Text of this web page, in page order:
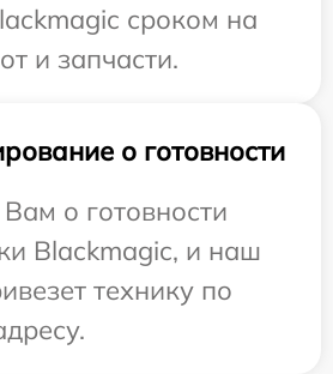
сроком на
и запчасти.
о готовности
о готовности
Blackmagic, и наш
технику по